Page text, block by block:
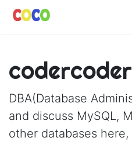
codercoder
DBA(Database
and discuss MySQL,
other databases